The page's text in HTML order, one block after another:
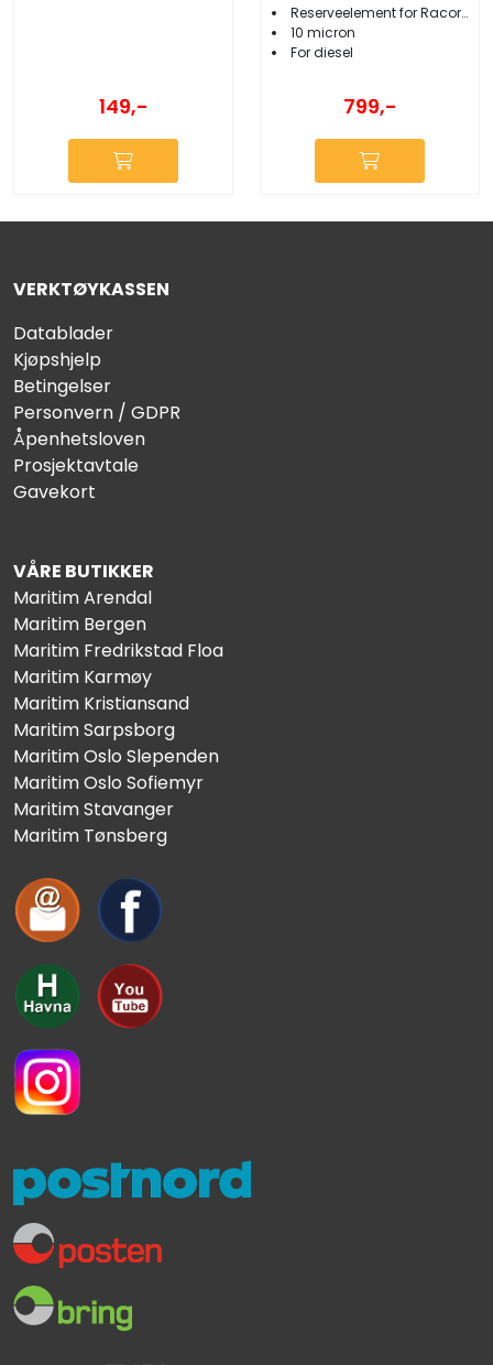
149,-
Reserveelement for Racor 245R
10 micron
For diesel
799,-
VERKTØYKASSEN
Datablader
Kjøpshjelp
Betingelser
Personvern / GDPR
Åpenhetsloven
Prosjektavtale
Gavekort
VÅRE BUTIKKER
Maritim Arendal
Maritim Bergen
Maritim Fredrikstad Floa
Maritim Karmøy
Maritim Kristiansand
Maritim Sarpsborg
Maritim Oslo Slependen
Maritim Oslo Sofiemyr
Maritim Stavanger
Maritim Tønsberg